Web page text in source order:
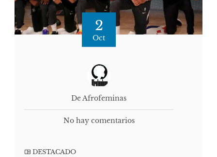
2
Oct
De Afrofeminas
No hay comentarios
DESTACADO